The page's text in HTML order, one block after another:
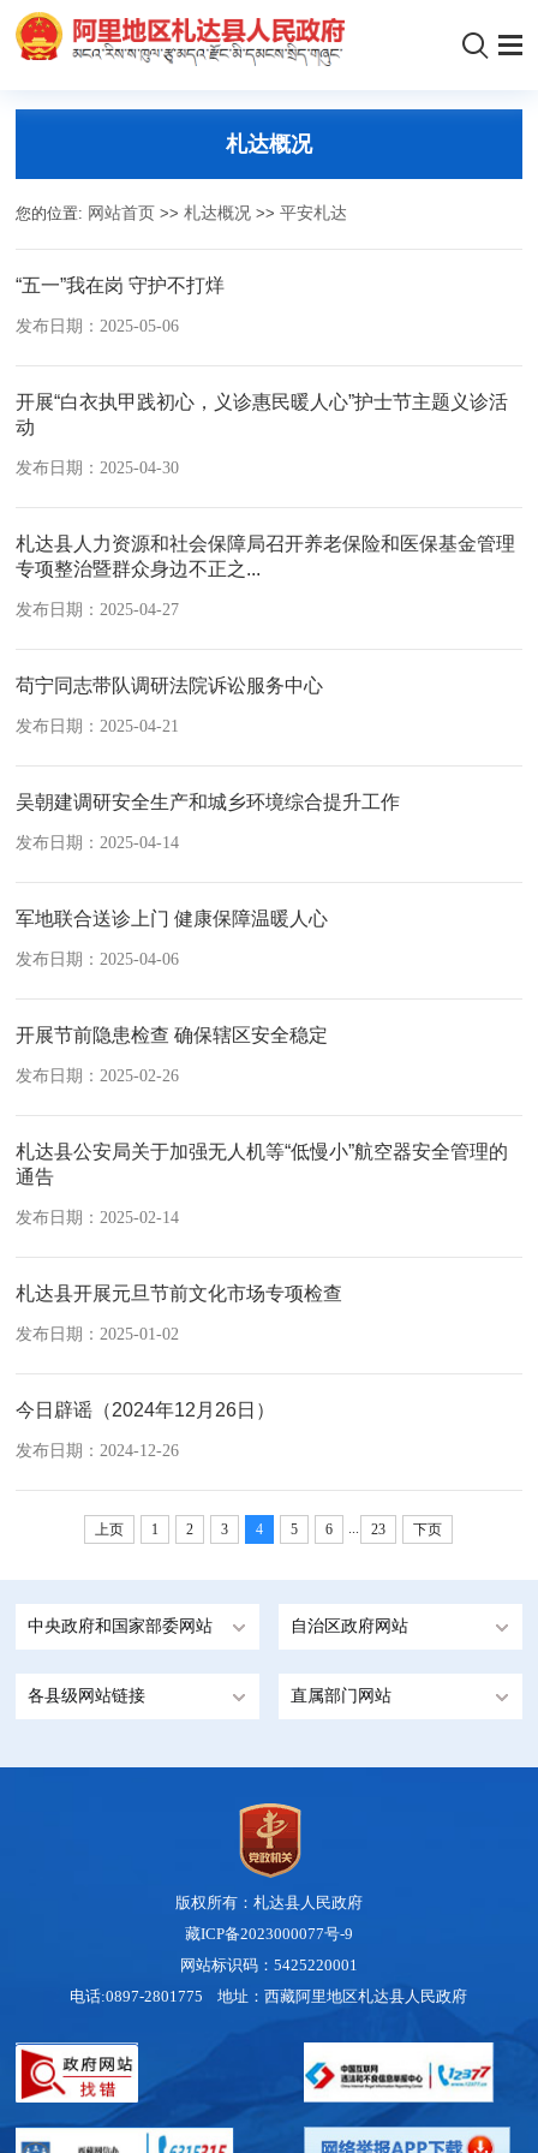
札达概况
您的位置: 网站首页 >>札达概况 >>平安札达
“五一”我在岗 守护不打烊
发布日期：2025-05-06
开展“白衣执甲践初心，义诊惠民暖人心”护士节主题义诊活
动
发布日期：2025-04-30
札达县人力资源和社会保障局召开养老保险和医保基金管理
专项整治暨群众身边不正之...
发布日期：2025-04-27
苟宁同志带队调研法院诉讼服务中心
发布日期：2025-04-21
吴朝建调研安全生产和城乡环境综合提升工作
发布日期：2025-04-14
军地联合送诊上门 健康保障温暖人心
发布日期：2025-04-06
开展节前隐患检查 确保辖区安全稳定
发布日期：2025-02-26
札达县公安局关于加强无人机等“低慢小”航空器安全管理的
通告
发布日期：2025-02-14
札达县开展元旦节前文化市场专项检查
发布日期：2025-01-02
今日辟谣（2024年12月26日）
发布日期：2024-12-26
上页 1 2 3 4 5 6 23 下页
中央政府和国家部委网站 自治区政府网站
各县级网站链接 直属部门网站
版权所有：札达县人民政府
藏ICP备2023000077号-9
网站标识码：5425220001
电话:0897-2801775 地址：西藏阿里地区札达县人民政府